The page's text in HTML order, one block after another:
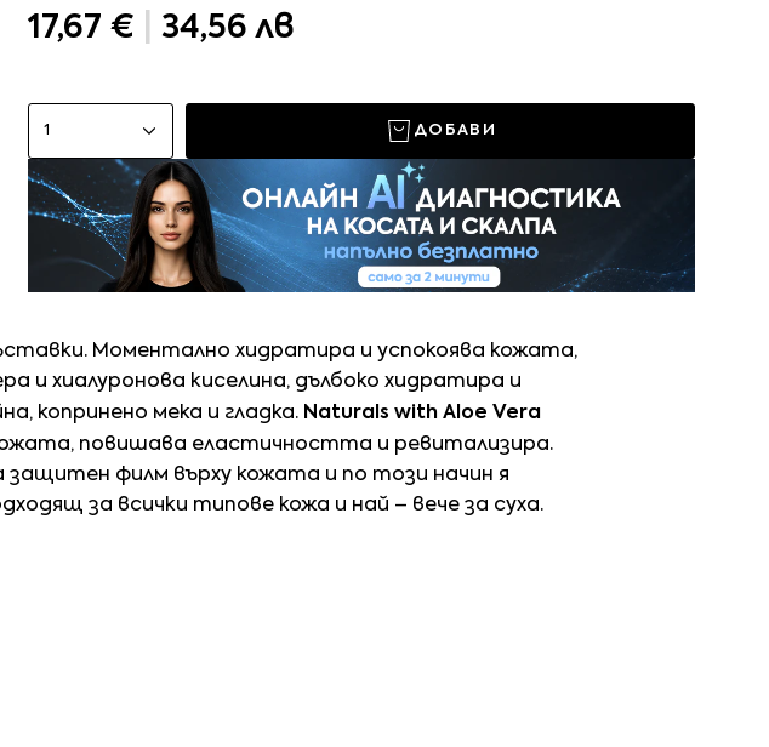
17,67 € 34,56 лв
1 ДОБАВИ
Моментално хидратира и успокоява кожата,
и хиалуронова киселина, дълбоко хидратира и
копринено мека и гладка. Naturals with Aloe Vera
повишава еластичността и ревитализира.
защитен филм върху кожата и по този начин я
за всички типове кожа и най – вече за суха.